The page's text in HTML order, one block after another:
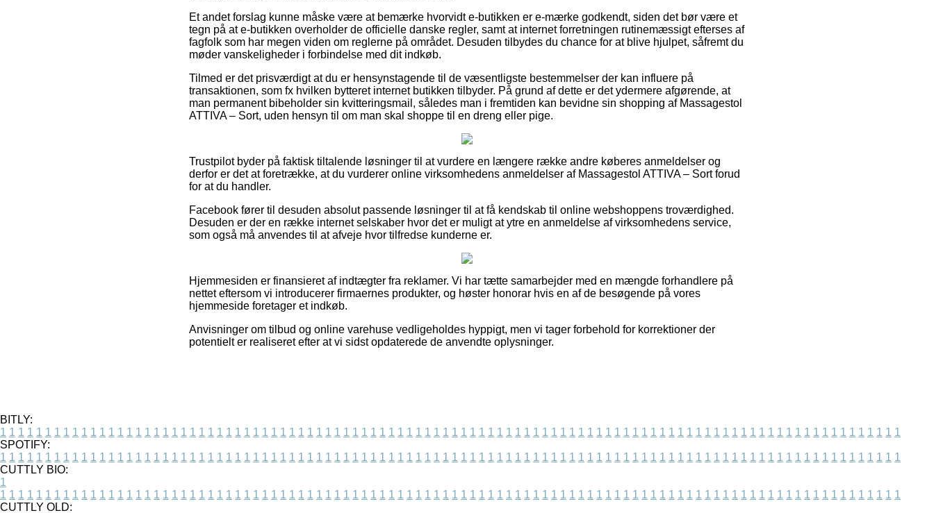
Et andet forslag kunne måske være at bemærke hvorvidt e-butikken er e-mærke godkendt, siden det bør være et
tegn på at e-butikken overholder de officielle danske regler, samt at internet forretningen rutinemæssigt efterses af
fagfolk som har megen viden om reglerne på området. Desuden tilbydes du chance for at blive hjulpet, såfremt du
møder vanskeligheder i forbindelse med dit indkøb.
Tilmed er det prisværdigt at du er hensynstagende til de væsentligste bestemmelser der kan influere på
transaktionen, som fx hvilken bytteret internet butikken tilbyder. På grund af dette er det ydermere afgørende, at
man permanent bibeholder sin kvitteringsmail, således man i fremtiden kan bevidne sin shopping af Massagestol
ATTIVA – Sort, uden hensyn til om man skal shoppe til en dreng eller pige.
Trustpilot byder på faktisk tiltalende løsninger til at vurdere en længere række andre køberes anmeldelser og
derfor er det at foretrække, at du vurderer online virksomhedens anmeldelser af Massagestol ATTIVA – Sort forud
for at du handler.
Facebook fører til desuden absolut passende løsninger til at få kendskab til online webshoppens troværdighed.
Desuden er der en række internet selskaber hvor det er muligt at ytre en anmeldelse af virksomhedens service,
som også må anvendes til at afveje hvor tilfredse kunderne er.
Hjemmesiden er finansieret af indtægter fra reklamer. Vi har tætte samarbejder med en mængde forhandlere på
nettet eftersom vi introducerer firmaernes produkter, og høster honorar hvis en af de besøgende på vores
hjemmeside foretager et indkøb.
Anvisninger om tilbud og online varehuse vedligeholdes hyppigt, men vi tager forbehold for korrektioner der
potentielt er realiseret efter at vi sidst opdaterede de anvendte oplysninger.
BITLY:
1 1 1 1 1 1 1 1 1 1 1 1 1 1 1 1 1 1 1 1 1 1 1 1 1 1 1 1 1 1 1 1 1 1 1 1 1 1 1 1 1 1 1 1 1 1 1 1 1 1 1 1 1 1 1 1 1 1 1 1 1 1 1 1 1 1 1 1 1 1 1 1 1 1 1 1 1 1 1 1 1 1 1 1 1 1 1 1 1 1 1 1 1 1 1 1 1 1 1 1
SPOTIFY:
1 1 1 1 1 1 1 1 1 1 1 1 1 1 1 1 1 1 1 1 1 1 1 1 1 1 1 1 1 1 1 1 1 1 1 1 1 1 1 1 1 1 1 1 1 1 1 1 1 1 1 1 1 1 1 1 1 1 1 1 1 1 1 1 1 1 1 1 1 1 1 1 1 1 1 1 1 1 1 1 1 1 1 1 1 1 1 1 1 1 1 1 1 1 1 1 1 1 1 1
CUTTLY BIO:
1
1 1 1 1 1 1 1 1 1 1 1 1 1 1 1 1 1 1 1 1 1 1 1 1 1 1 1 1 1 1 1 1 1 1 1 1 1 1 1 1 1 1 1 1 1 1 1 1 1 1 1 1 1 1 1 1 1 1 1 1 1 1 1 1 1 1 1 1 1 1 1 1 1 1 1 1 1 1 1 1 1 1 1 1 1 1 1 1 1 1 1 1 1 1 1 1 1 1 1 1
CUTTLY OLD: